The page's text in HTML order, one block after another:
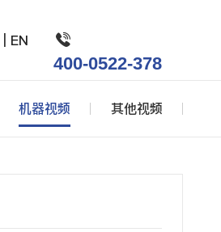
EN 
400-0522-378
机器视频 其他视频